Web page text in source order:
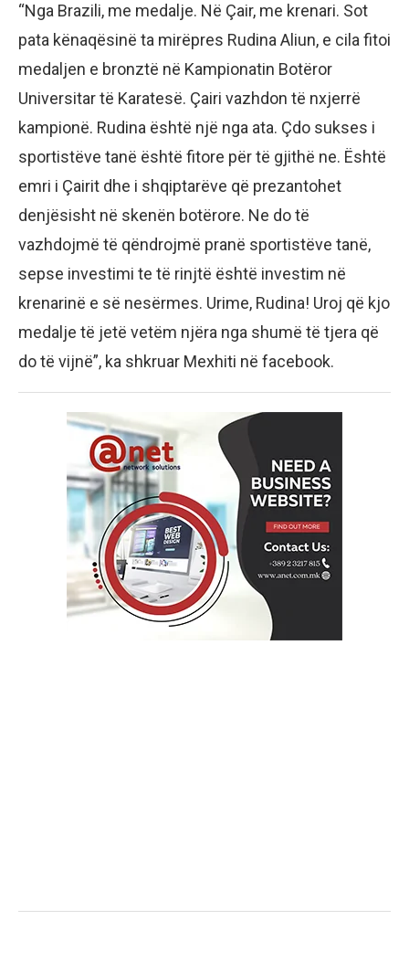
“Nga Brazili, me medalje. Në Çair, me krenari. Sot
pata kënaqësinë ta mirëpres Rudina Aliun, e cila fitoi
medaljen e bronztë në Kampionatin Botëror
Universitar të Karatesë. Çairi vazhdon të nxjerrë
kampionë. Rudina është një nga ata. Çdo sukses i
sportistëve tanë është fitore për të gjithë ne. Është
emri i Çairit dhe i shqiptarëve që prezantohet
denjësisht në skenën botërore. Ne do të
vazhdojmë të qëndrojmë pranë sportistëve tanë,
sepse investimi te të rinjtë është investim në
krenarinë e së nesërmes. Urime, Rudina! Uroj që kjo
medalje të jetë vetëm njëra nga shumë të tjera që
do të vijnë”, ka shkruar Mexhiti në facebook.